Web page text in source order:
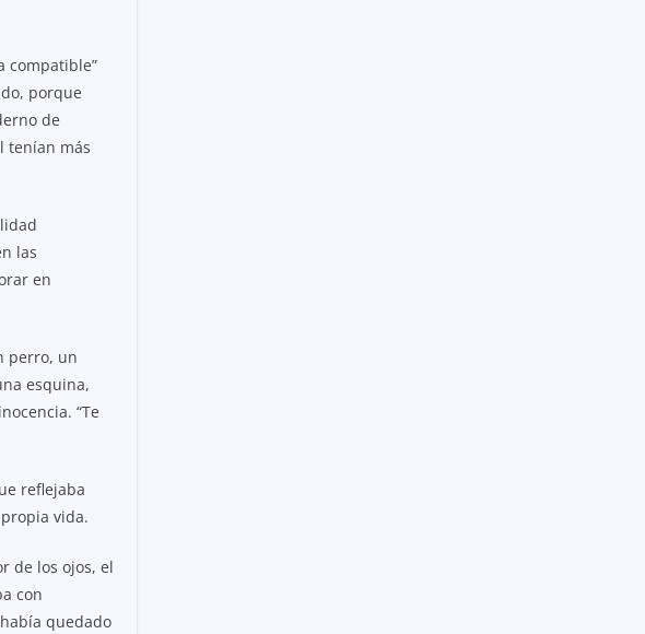
compatible”
porque
de
tenían más
las
en
perro, un
esquina,
“Te
reflejaba
vida.
de los ojos, el
con
quedado